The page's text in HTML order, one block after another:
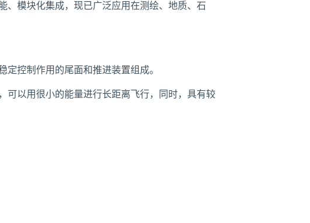
、模块化集成，现已广泛应用在测绘、地质、石
控制作用的尾面和推进装置组成。
以用很小的能量进行长距离飞行，同时，具有较